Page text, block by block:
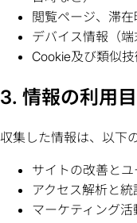
閲覧ページ、滞
デバイス情報（端
Cookie及び類似
3. 情報の利用
収集した情報は、以下
サイトの改善と
アクセス解析と
マーケティング